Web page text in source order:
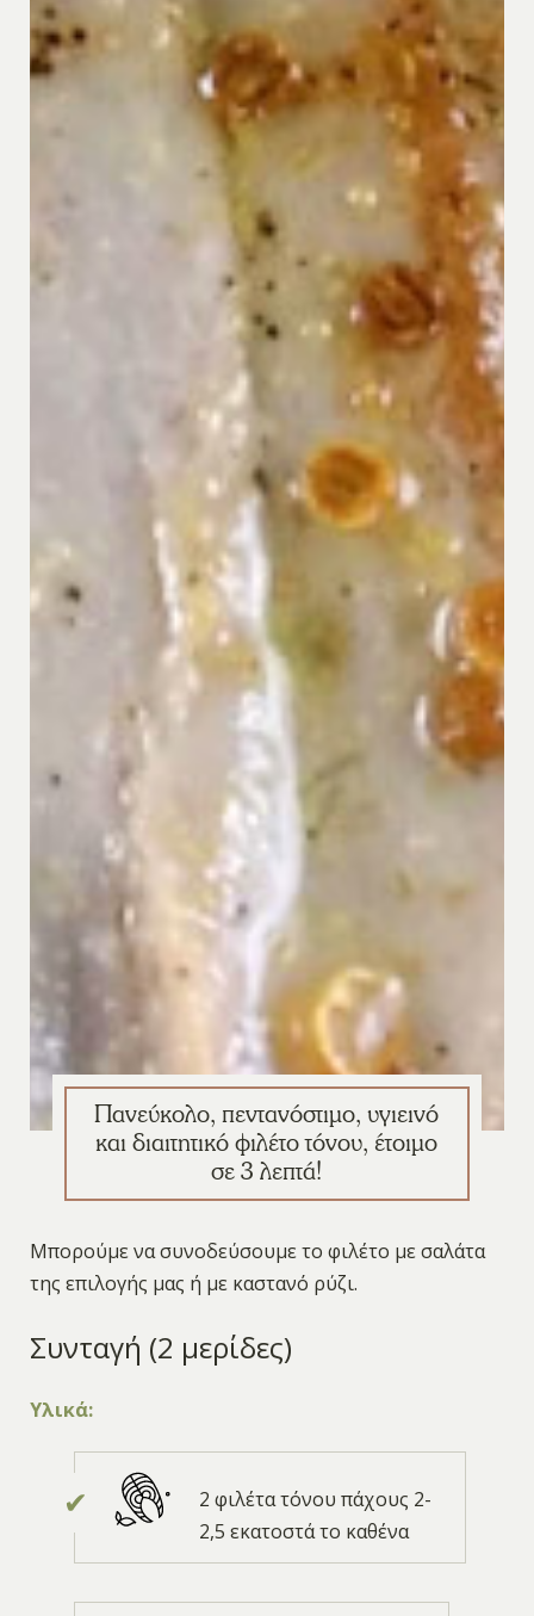
Πανεύκολο, πεντανόστιμο, υγιεινό
και διαιτητικό φιλέτο τόνου, έτοιμο
σε 3 λεπτά!
Μπορούμε να συνοδεύσουμε το φιλέτο με σαλάτα
της επιλογής μας ή με καστανό ρύζι.
Συνταγή (2 μερίδες)
Υλικά:
2 φιλέτα τόνου πάχους 2-
2,5 εκατοστά το καθένα